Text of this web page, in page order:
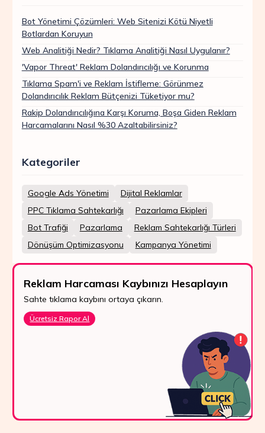
Bot Yönetimi Çözümleri: Web Sitenizi Kötü Niyetli
Botlardan Koruyun
Web Analitiği Nedir? Tıklama Analitiği Nasıl Uygulanır?
'Vapor Threat' Reklam Dolandırıcılığı ve Korunma
Tıklama Spam'i ve Reklam İstifleme: Görünmez
Dolandırıcılık Reklam Bütçenizi Tüketiyor mu?
Rakip Dolandırıcılığına Karşı Koruma, Boşa Giden Reklam
Harcamalarını Nasıl %30 Azaltabilirsiniz?
Kategoriler
Google Ads Yönetimi
Dijital Reklamlar
PPC Tıklama Sahtekarlığı
Pazarlama Ekipleri
Bot Trafiği
Pazarlama
Reklam Sahtekarlığı Türleri
Dönüşüm Optimizasyonu
Kampanya Yönetimi
Reklam Harcaması Kaybınızı Hesaplayın
Sahte tıklama kaybını ortaya çıkarın.
Ücretsiz Rapor Al